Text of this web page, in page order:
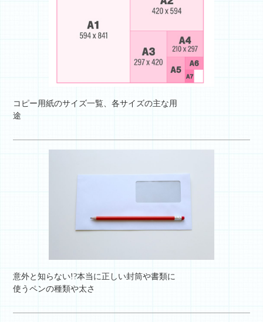
コピー用紙のサイズ一覧、各サイズの主な用
途
意外と知らない!?本当に正しい封筒や書類に
使うペンの種類や太さ